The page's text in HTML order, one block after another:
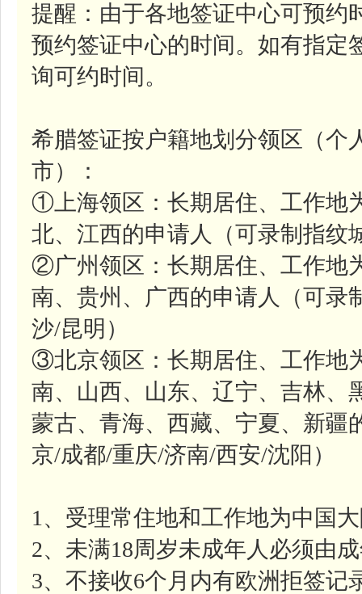
提醒：由于各地签证中心可预约
预约签证中心的时间。如有指定
询可约时间。
希腊签证按户籍地划分领区（个
市）：
①上海领区：长期居住、工作地
北、江西的申请人（可录制指纹
②广州领区：长期居住、工作地
南、贵州、广西的申请人（可录
沙/昆明）
③北京领区：长期居住、工作地
南、山西、山东、辽宁、吉林、
蒙古、青海、西藏、宁夏、新疆
京/成都/重庆/济南/西安/沈阳）
1、受理常住地和工作地为中国
2、未满18周岁未成年人必须由
3、不接收6个月内有欧洲拒签记